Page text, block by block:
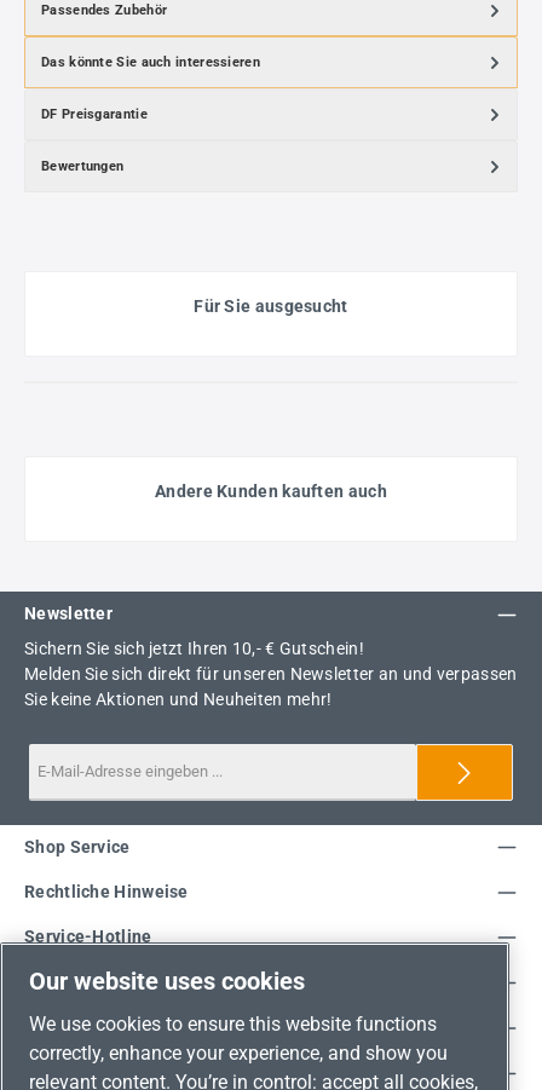
Passendes Zubehör
Das könnte Sie auch interessieren
DF Preisgarantie
Bewertungen
Für Sie ausgesucht
Andere Kunden kauften auch
Newsletter
Sichern Sie sich jetzt Ihren 10,- € Gutschein!
Melden Sie sich direkt für unseren Newsletter an und verpassen
Sie keine Aktionen und Neuheiten mehr!
Service-Hotline
Shop Service
Rechtliche Hinweise
Unsere Vorteile
Versandarten
Zahlungsarten
Our website uses cookies
We use cookies to ensure this website functions
correctly, enhance your experience, and show you
relevant content. You’re in control: accept all cookies,